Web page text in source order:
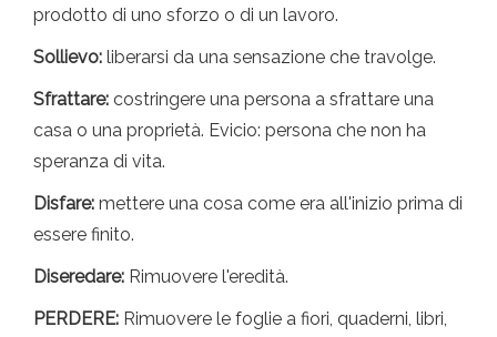
prodotto di uno sforzo o di un lavoro.
Sollievo: liberarsi da una sensazione che travolge.
Sfrattare: costringere una persona a sfrattare una
casa o una proprietà. Evicio: persona che non ha
speranza di vita.
Disfare: mettere una cosa come era all'inizio prima di
essere finito.
Diseredare: Rimuovere l'eredità.
PERDERE: Rimuovere le foglie a fiori, quaderni, libri,